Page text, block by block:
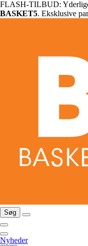
FLASH-TILBUD:
BASKET5. Eksklusive
Søg
Nyheder